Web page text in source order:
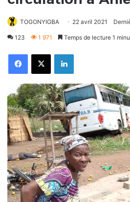
TOGONYIGBA 22 avril 2021
123 1 971 Temps de lecture 1
FacebookX Linkedin